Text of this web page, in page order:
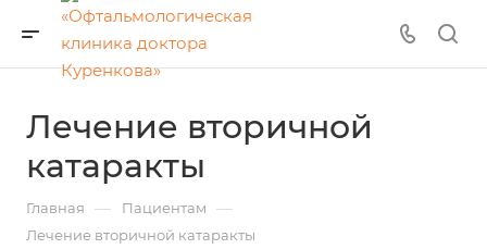
Лечение вторичной
катаракты
Главная — Пациентам —
Лечение вторичной катаракты